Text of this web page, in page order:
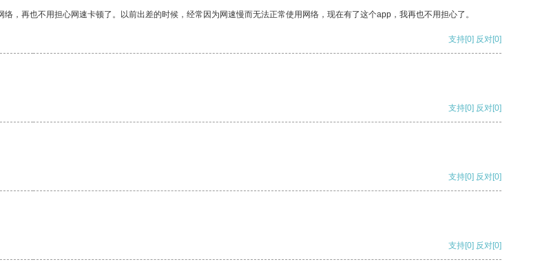
，再也不用担心网速卡顿了。以前出差的时候，经常因为网速慢而无法正常使用网络，现在有了这个app，我再也不用担心了。
支持[0] 反对[0]
支持[0] 反对[0]
支持[0] 反对[0]
支持[0] 反对[0]